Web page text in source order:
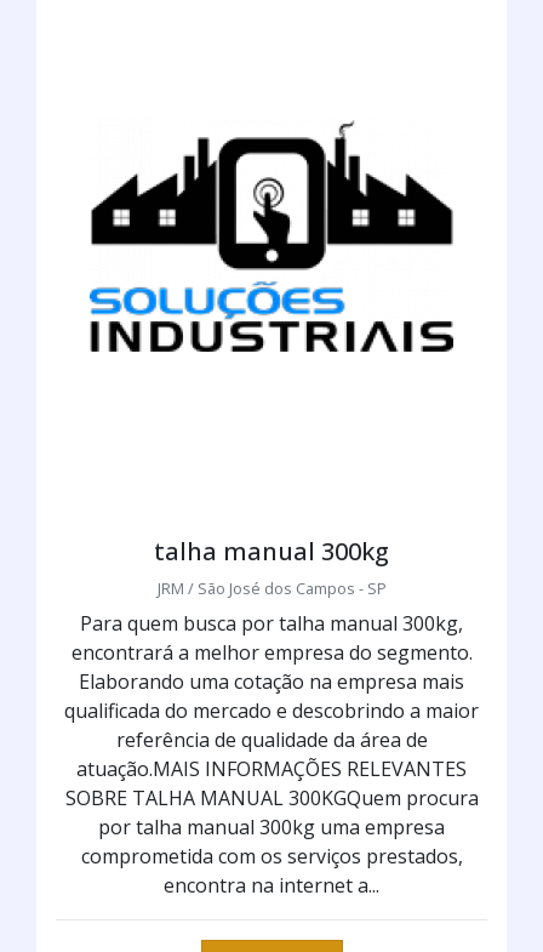
talha manual 300kg
JRM / São José dos Campos - SP
Para quem busca por talha manual 300kg,
encontrará a melhor empresa do segmento.
Elaborando uma cotação na empresa mais
qualificada do mercado e descobrindo a maior
referência de qualidade da área de
atuação.MAIS INFORMAÇÕES RELEVANTES
SOBRE TALHA MANUAL 300KGQuem procura
por talha manual 300kg uma empresa
comprometida com os serviços prestados,
encontra na internet a...